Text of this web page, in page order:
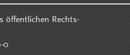
öffentlichen Rechts-
0